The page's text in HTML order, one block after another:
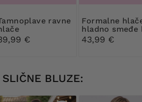
€
Formalne hlače
hladno smeđe
43,99 €
SLIČNE BLUZE: